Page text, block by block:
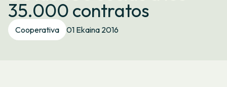
Enpresak
Kooperatiba
35.000 contratos
Cooperativa 01 Ekaina 2016